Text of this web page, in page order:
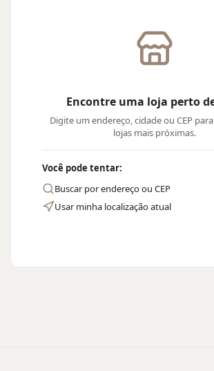
Encontre uma loja perto
Digite um endereço, cidade ou CEP
lojas mais próximas.
Você pode tentar:
Buscar por endereço ou CEP
Usar minha localização atual